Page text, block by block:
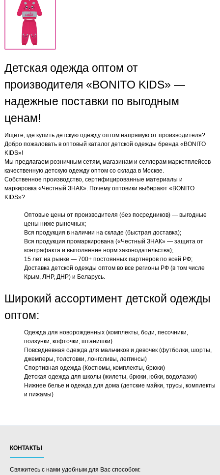
Детская одежда оптом от
производителя «BONITO KIDS» —
надежные поставки по выгодным
ценам!
Ищете, где купить детскую одежду оптом напрямую от производителя?
Добро пожаловать в оптовый каталог детской одежды бренда «BONITO
KIDS»!
Мы предлагаем розничным сетям, магазинам и селлерам маркетплейсов
качественную детскую одежду оптом со склада в Москве.
Собственное производство, сертифицированные материалы и
маркировка «Честный ЗНАК». Почему оптовики выбирают «BONITO
KIDS»?
Оптовые цены от производителя (без посредников) — выгодные
цены ниже рыночных;
Вся продукция в наличии на складе (быстрая доставка);
Вся продукция промаркирована («Честный ЗНАК» — защита от
контрафакта и выполнение норм законодательства);
15 лет на рынке — 700+ постоянных партнеров по всей РФ;
Доставка детской одежды оптом во все регионы РФ (в том числе
Крым, ЛНР, ДНР) и Беларусь.
Широкий ассортимент детской одежды
оптом:
Одежда для новорожденных (комплекты, боди, песочники,
ползунки, кофточки, штанишки)
Повседневная одежда для мальчиков и девочек (футболки, шорты,
джемперы, толстовки, лонгсливы, леггинсы)
Спортивная одежда (Костюмы, комплекты, брюки)
Детская одежда для школы (жилеты, брюки, юбки, водолазки)
Нижнее белье и одежда для дома (детские майки, трусы, комплекты
и пижамы)
КОНТАКТЫ
Свяжитесь с нами удобным для Вас способом: